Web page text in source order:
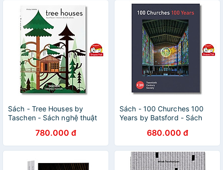
Sách - Tree Houses by
Taschen - Sách nghệ thuật
780.000 đ
Sách - 100 Churches 100
Years by Batsford - Sách
khẩu UK680.000 đ